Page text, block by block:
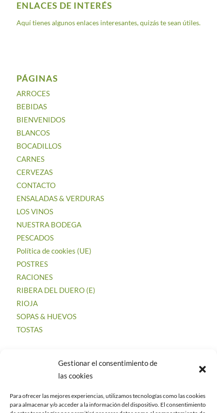
Gestionar el consentimiento de
las cookies
Para ofrecer las mejores experiencias, utilizamos tecnologías como las cookies
para almacenar y/o acceder a la información del dispositivo. El consentimiento
ENLACES DE INTERÉS
Aquí tienes algunos enlaces interesantes, quizás te sean útiles.
PÁGINAS
ARROCES
BEBIDAS
BIENVENIDOS
BLANCOS
BOCADILLOS
CARNES
CERVEZAS
CONTACTO
ENSALADAS & VERDURAS
LOS VINOS
NUESTRA BODEGA
PESCADOS
Política de cookies (UE)
POSTRES
RACIONES
RIBERA DEL DUERO (E)
RIOJA
SOPAS & HUEVOS
TOSTAS
Uncategorized